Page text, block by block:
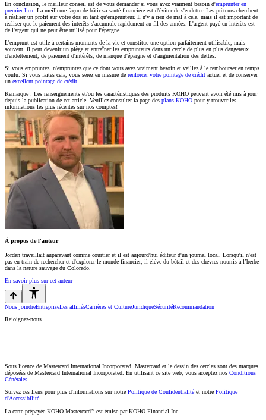
En conclusion, le meilleur conseil est de vous demander si vous avez vraiment besoin d'emprunter en
premier lieu. La meilleure façon de bâtir sa santé financière est d'éviter de s'endetter. Les prêteurs cherchent
à réaliser un profit sur votre dos en tant qu'emprunteur. Il n'y a rien de mal à cela, mais il est important de
réaliser que le paiement des intérêts s'accumule rapidement au fil des années. L'argent payé en intérêts est
de l'argent qui ne peut être utilisé pour l'épargne.
L'emprunt est utile à certains moments de la vie et constitue une option parfaitement utilisable, mais
souvent, il peut devenir un piège et entraîner les emprunteurs dans un cercle de plus en plus dangereux
d'endettement, de paiement d'intérêts, de manque d'épargne et d'augmentation des dettes.
Si vous empruntez, n'empruntez que ce dont vous avez vraiment besoin et veillez à le rembourser en temps
voulu. Si vous faites cela, vous serez en mesure de renforcer votre pointage de crédit actuel et de conserver
un excellent pointage de crédit.
Remarque : Les renseignements et/ou les caractéristiques des produits KOHO peuvent avoir été mis à jour
depuis la publication de cet article. Veuillez consulter la page des plans KOHO pour y trouver les
informations les plus récentes sur nos comptes!
À propos de l'auteur
Jordan travaillait auparavant comme courtier et il est aujourd'hui éditeur d'un journal local. Lorsqu'il n'est
pas en train de rechercher et d'explorer le monde financier, il élève du bétail et des chèvres nourris à l’herbe
dans la nature sauvage du Colorado.
En savoir plus sur cet auteur
Nous joindreEntrepriseLes affiliésCarrières et CultureJuridiqueSécuritéRecommandation
Rejoignez-nous
Sous licence de Mastercard International Incorporated. Mastercard et le dessin des cercles sont des marques
déposées de Mastercard International Incorporated. En utilisant ce site web, vous acceptez nos Conditions
Générales
Suivez ces liens pour plus d'informations sur notre Politique de Confidentialité et notre Politique
d'Accessibilité
La carte prépayée KOHO Mastercard🅫 est émise par KOHO Financial Inc.